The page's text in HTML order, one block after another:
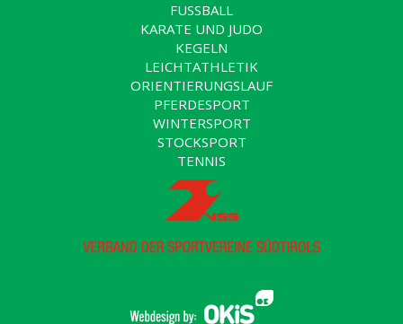
FUSSBALL
KARATE UND JUDO
KEGELN
LEICHTATHLETIK
ORIENTIERUNGSLAUF
PFERDESPORT
WINTERSPORT
STOCKSPORT
TENNIS